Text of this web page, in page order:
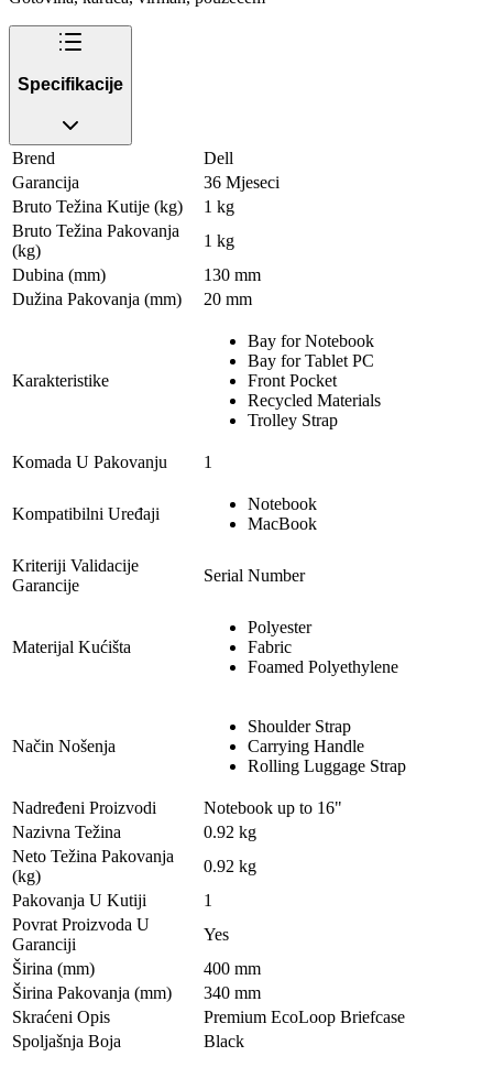
Specifikacije
Brend
Dell
Garancija
36 Mjeseci
Bruto Težina Kutije (kg)
1 kg
Bruto Težina Pakovanja
(kg)
1 kg
Dubina (mm)
130 mm
Dužina Pakovanja (mm)
20 mm
Karakteristike
Bay for Notebook
Bay for Tablet PC
Front Pocket
Recycled Materials
Trolley Strap
Komada U Pakovanju 1
Kompatibilni Uređaji
Notebook
MacBook
Kriteriji Validacije
Garancije
Serial Number
Materijal Kućišta
Polyester
Fabric
Foamed Polyethylene
Način Nošenja
Shoulder Strap
Carrying Handle
Rolling Luggage Strap
Nadređeni Proizvodi
Notebook up to 16"
Nazivna Težina
0.92 kg
Neto Težina Pakovanja
(kg)
0.92 kg
Pakovanja U Kutiji
1
Povrat Proizvoda U
Garanciji
Yes
Širina (mm)
400 mm
Širina Pakovanja (mm)
340 mm
Skraćeni Opis
Premium EcoLoop Briefcase
Spoljašnja Boja
Black